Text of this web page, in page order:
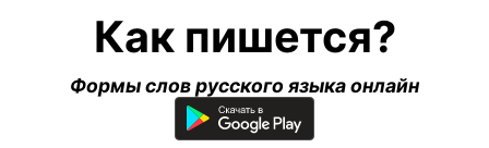
Как пишется?
Формы слов русского языка онлайн